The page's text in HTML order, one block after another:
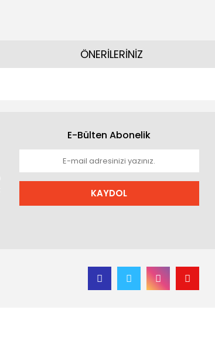
ÖNERİLERİNİZ
E-Bülten Abonelik
KAYDOL